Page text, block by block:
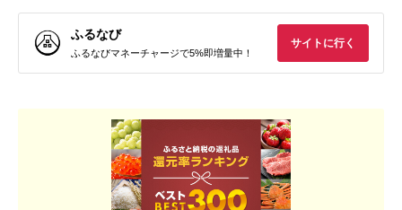
ふるなび
ふるなびマネーチャージで5%即増量中！
サイトに行く